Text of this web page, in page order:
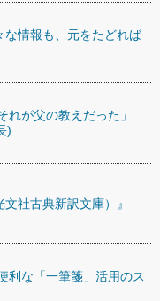
情報も、元をたどれば
れが父の教えだった」
)
社古典新訳文庫）』
利な「一筆箋」活用のス